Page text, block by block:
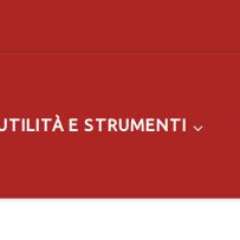
E STRUMENTI